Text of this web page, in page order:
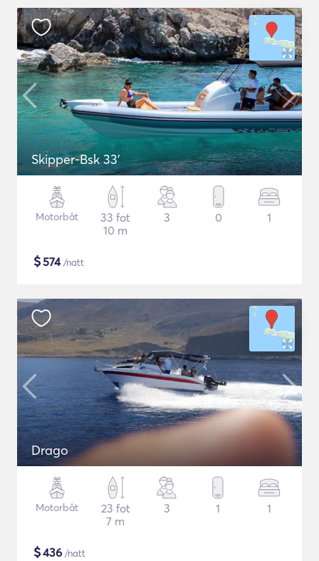
Skipper-Bsk 33'
Motorbåt
33 fot
10 m
3 0 1
$574/natt
Drago
Motorbåt
23 fot
7 m
3 1 1
$436 /natt